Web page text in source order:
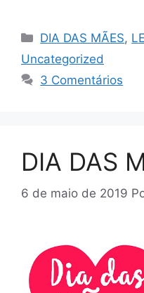
DIA DAS MÃES,
Uncategorized
3 Comentários
DIA DAS
6 de maio de 2019